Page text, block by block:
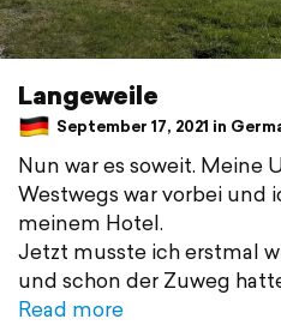
Langeweile
September 17, 2021 in
Nun war es soweit. Meine
Westwegs war vorbei und
meinem Hotel.
Jetzt musste ich erstmal
und schon der Zuweg
Read more